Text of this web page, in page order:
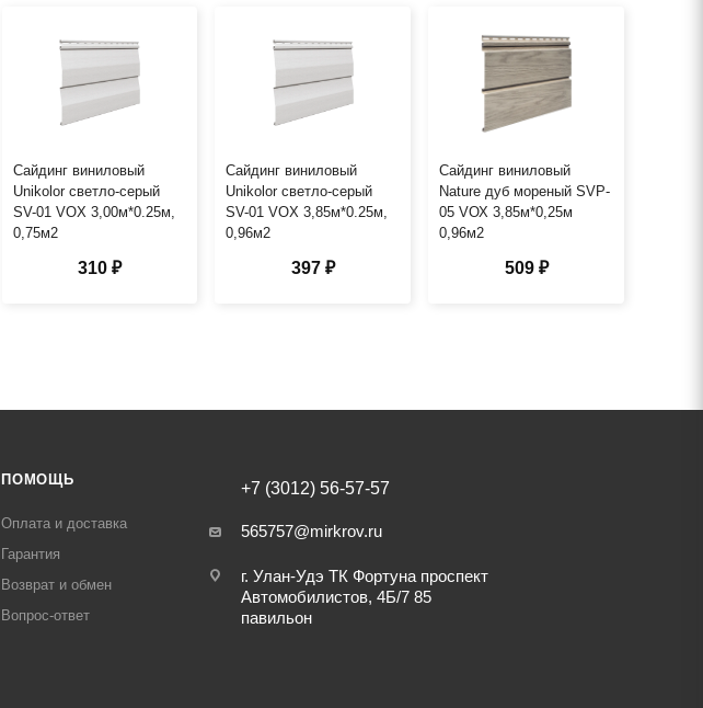
Сайдинг виниловый
Unikolor светло-серый
SV-01 VOX 3,00м*0.25м,
0,75м2
310 ₽
Сайдинг виниловый
Unikolor светло-серый
SV-01 VOX 3,85м*0.25м,
0,96м2
397 ₽
Сайдинг виниловый
Nature дуб мореный SVP-
05 VОХ 3,85м*0,25м
0,96м2
509 ₽
ПОМОЩЬ
Оплата и доставка
Гарантия
Возврат и обмен
Вопрос-ответ
+7 (3012) 56-57-57
565757@mirkrov.ru
г. Улан-Удэ ​ТК Фортуна​ проспект
Автомобилистов, 4Б/7 ​85
павильон